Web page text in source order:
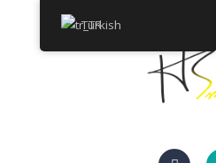
HAKKINDATurkish